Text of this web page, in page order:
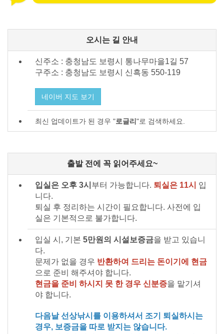
오시는 길 안내
신주소 : 충청남도 보령시 통나무마을1길 57
구주소 : 충청남도 보령시 신흑동 550-119
네이버 지도 보기
최신 업데이트가 된 경우 "로글리 "로 검색하세요.
출발 전에 꼭 읽어주세요~
입실은 오후 3시 부터 가능합니다. 퇴실은 11시
입
니다.
퇴실 후 정리하는 시간이 필요합니다. 사전에 입
실은 기본적으로 불가합니다.
입실 시, 기본 5만원의 시설보증금을 받고 있습니
다.
문제가 없을 경우 반환하여 드리는 돈이기에 현금
으로 준비 해주셔야 합니다.
현금을 준비 하시지 못 한 경우 신분증을 맡기셔
야 합니다.
다음날 선상낚시를 이용하셔서 조기 퇴실하시는
경우, 보증금을 따로 받지는 않습니다.